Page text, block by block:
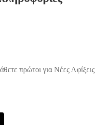
πρώτοι για Νέες